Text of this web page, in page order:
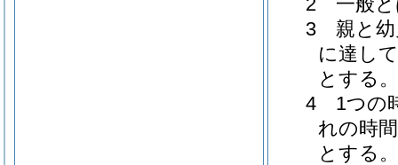
3 親と幼
に達し
とする。
4 1つの
れの時
とする。